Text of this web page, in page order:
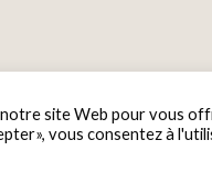
site Web pour vous
vous consentez à